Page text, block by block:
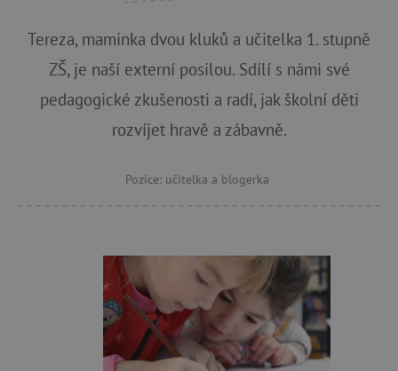
Tereza, maminka dvou kluků a učitelka 1. stupně
ZŠ, je naší externí posilou. Sdílí s námi své
pedagogické zkušenosti a radí, jak školní děti
rozvíjet hravě a zábavně.
Pozice: učitelka a blogerka